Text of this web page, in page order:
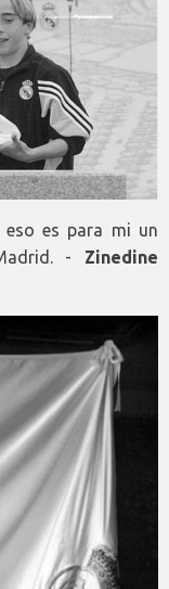
eso es para mi un
- Zinedine